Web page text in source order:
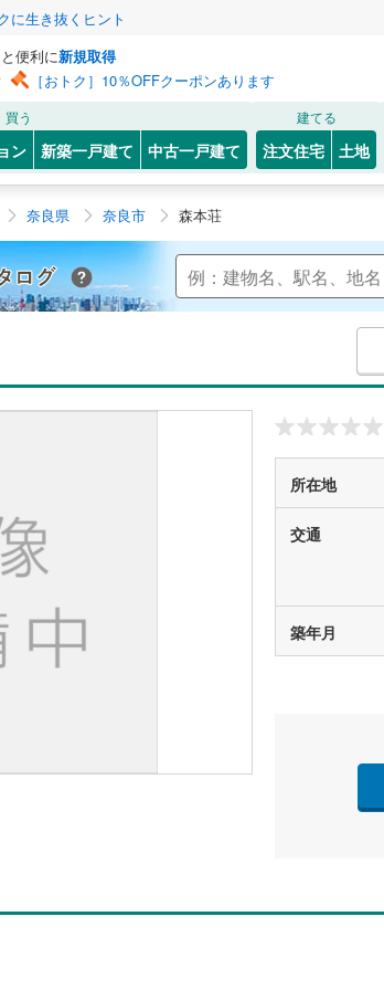
生き抜くヒント
便利に新規取得
［おトク］10％OFFクーポンあります
買う
ン 新築一戸建て 中古一戸建て
建てる
注文住宅 土地
奈良県 奈良市 森本荘
Yahoo!不動産 マンションカタログ
所在地
交通
築年月